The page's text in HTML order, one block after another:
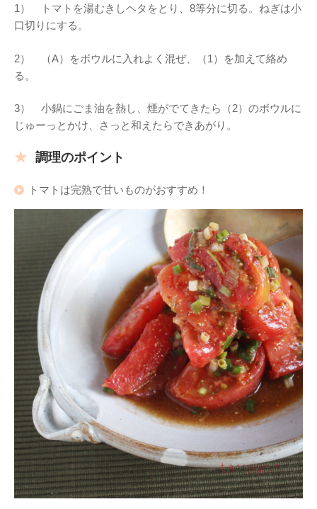
1） トマトを湯むきしヘタをとり、8等分に切る。ねぎは小
口切りにする。
2） （A）をボウルに入れよく混ぜ、（1）を加えて絡め
る。
3） 小鍋にごま油を熱し、煙がでてきたら（2）のボウルに
じゅーっとかけ、さっと和えたらできあがり。
調理のポイント
トマトは完熟で甘いものがおすすめ！